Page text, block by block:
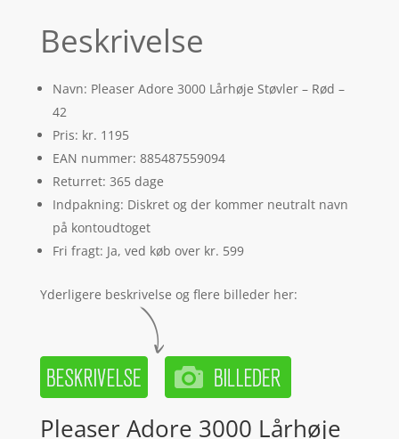
Beskrivelse
Navn: Pleaser Adore 3000 Lårhøje Støvler – Rød –
42
Pris: kr. 1195
EAN nummer: 885487559094
Returret: 365 dage
Indpakning: Diskret og der kommer neutralt navn
på kontoudtoget
Fri fragt: Ja, ved køb over kr. 599
Yderligere beskrivelse og flere billeder her:
Pleaser Adore 3000 Lårhøje